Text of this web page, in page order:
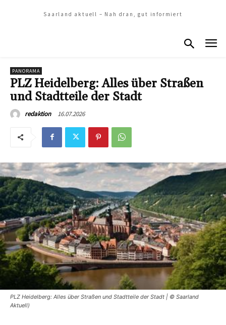
Saarland aktuell – Nah dran, gut informiert
PANORAMA
PLZ Heidelberg: Alles über Straßen
und Stadtteile der Stadt
redaktion 16.07.2026
PLZ Heidelberg: Alles über Straßen und Stadtteile der Stadt | © Saarland
Aktuell)